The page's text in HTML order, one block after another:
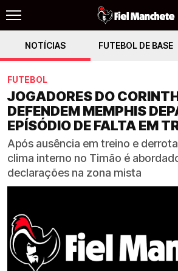
NOTÍCIAS FUTEBOL DE BASE
FUTEBOL
JOGADORES DO
DEFENDEM MEMPHIS
EPÍSÓDIO DE FALTA EM
Após ausência em treino e derrota
clima interno no Timão é
declarações na zona mista